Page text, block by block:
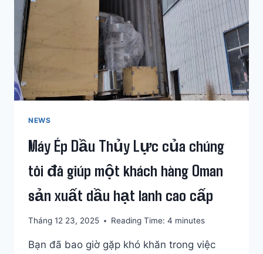
CHỌN
TỐT
NHẤT
MÁY
DẦU
NEWS
Máy Ép Dầu Thủy Lực của chúng
tôi đã giúp một khách hàng Oman
sản xuất dầu hạt lanh cao cấp
Tháng 12 23, 2025 Reading Time: 4 minutes
Bạn đã bao giờ gặp khó khăn trong việc